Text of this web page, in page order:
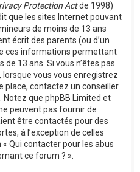
Protection Actde 1998)
que les sites Internet pouvant
de moins de 13 ans
écrit des parents (ou d’un
ces informations permettant
13 ans. Si vous n’êtes pas
lorsque vous vous enregistrez
place, contactez un conseiller
Notez que phpBB Limited et
peuvent pas fournir de
être contactés pour des
à l’exception de celles
Qui contacter pour les abus
ce forum ? ».